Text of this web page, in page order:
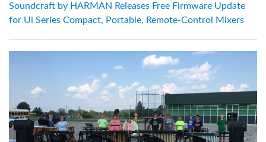
Soundcraft by HARMAN Releases Free Firmware Update
for Ui Series Compact, Portable, Remote-Control Mixers